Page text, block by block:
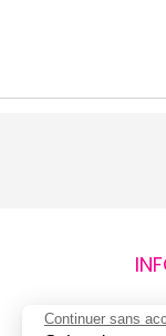
Continuer sans